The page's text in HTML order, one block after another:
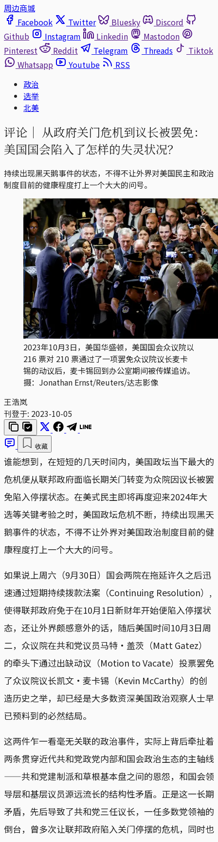
周边商城
Facebook
Twitter Bluesky
Discord
Github
Instagram Linkedin
Mastodon
Pinterest
Reddit Telegram Threads
Tiktok
Whatsapp
Youtube
RSS
政治
选举
北美
评论｜ 从政府关门危机到议长被罢免：
美国国会陷入了怎样的失灵状况？
持续出现黑天鹅事件的状态，不得不让外界对美国民主和政治
制度目前的健康程度打上一个大大的问号。
2023年10月3日，美国华盛顿，美国国会众议院以
216 票对 210 票通过了一项罢免众议院议长麦卡
锡的动议后，麦卡锡回到办公室期间被传媒追访。
摄：Jonathan Ernst/Reuters/达志影像
王浩岚
刊登于: 2023-10-05
收藏
谁能想到，在短短的几天时间内，美国政坛当下最大的
危机便从联邦政府面临长期关门转变为众院因议长被罢
免陷入停摆状态。在美式民主即将再度迎来2024年大
选等关键考验之时，美国政坛危机不断，持续出现黑天
鹅事件的状态，不得不让外界对美国政治制度目前的健
康程度打上一个大大的问号。
如果说上周六（9月30日）国会两院在拖延许久之后迅
速通过短期持续拨款法案（Continuing Resolution）,
使得联邦政府免于在10月1日新财年开始便陷入停摆状
态，还让外界颇感意外的话，随后美国时间10月3日周
二，众议院在共和党议员马特·盖茨（Matt Gatez）
的牵头下通过出缺动议（Motion to Vacate）投票罢免
了众议院议长凯文·麦卡锡（Kevin McCarthy）的创
造历史之举，却已经是大多数资深美国政治观察人士早
已预料到的必然结局。
这两件乍一看毫无关联的政治事件，实际上背后牵扯着
两条贯穿近代共和党政党内部和国会政治生态的主轴线
——共和党建制派和草根基本盘之间的恩怨，和国会领
导层和基层议员源远流长的结构性矛盾。正是这一长期
矛盾，先后导致了共和党三任议长，一任多数党领袖的
倒台，曾多次让联邦政府陷入关门停摆的危机，同时也